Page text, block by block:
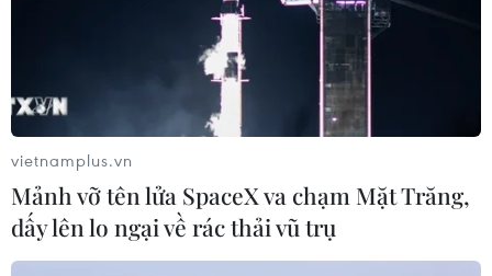
vietnamplus.vn
Mảnh vỡ tên lửa SpaceX va chạm Mặt Trăng,
dấy lên lo ngại về rác thải vũ trụ